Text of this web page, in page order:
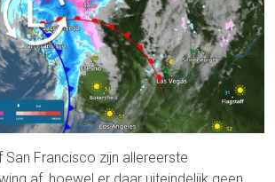
San Francisco zijn allereerste